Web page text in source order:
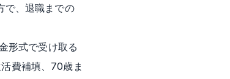
で、退職までの
形式で受け取る
費補填、70歳ま